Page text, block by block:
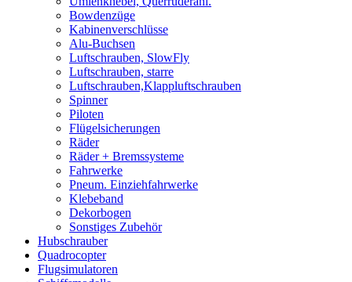
Bowdenzüge
Kabinenverschlüsse
Alu-Buchsen
Luftschrauben, SlowFly
Luftschrauben, starre
Luftschrauben,Klappluftschrauben
Spinner
Piloten
Flügelsicherungen
Räder
Räder + Bremssysteme
Fahrwerke
Pneum. Einziehfahrwerke
Klebeband
Dekorbogen
Sonstiges Zubehör
Hubschrauber
Quadrocopter
Flugsimulatoren